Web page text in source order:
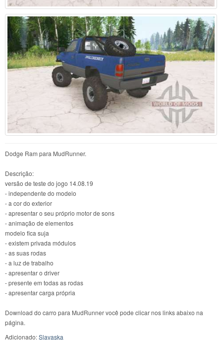
Dodge Ram para MudRunner.
Descrição:
versão de teste do jogo 14.08.19
- independente do modelo
- a cor do exterior
- apresentar o seu próprio motor de sons
- animação de elementos
modelo fica suja
- existem privada módulos
- as suas rodas
- a luz de trabalho
- apresentar o driver
- presente em todas as rodas
- apresentar carga própria
Download do carro para MudRunner você pode clicar nos links abaixo na
página.
Adicionado:Slavaska